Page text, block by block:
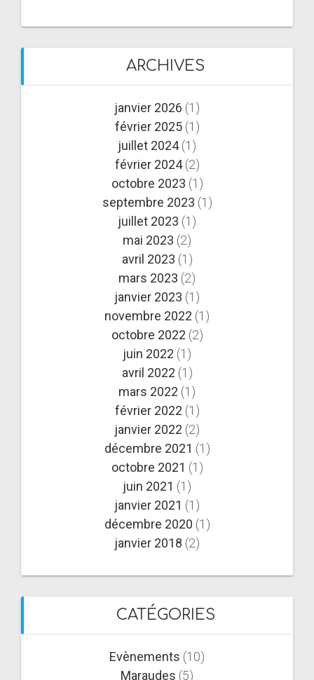
ARCHIVES
janvier 2026 (1)
février 2025(1)
juillet 2024(1)
février 2024(2)
octobre 2023 (1)
septembre 2023 (1)
juillet 2023 (1)
mai 2023 (2)
avril 2023 (1)
mars 2023 (2)
janvier 2023 (1)
novembre 2022 (1)
octobre 2022 (2)
juin 2022 (1)
avril 2022 (1)
mars 2022 (1)
février 2022 (1)
janvier 2022 (2)
décembre 2021 (1)
octobre 2021 (1)
juin 2021 (1)
janvier 2021 (1)
décembre 2020 (1)
janvier 2018 (2)
CATÉGORIES
Evènements (10)
Maraudes (5)